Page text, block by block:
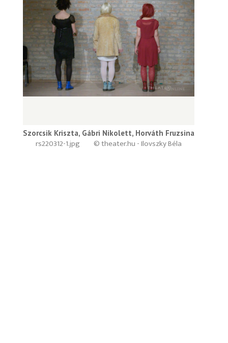
Szorcsik Kriszta, Gábri Nikolett, Horváth Fruzsina
© theater.hu - Ilovszky Béla
rs220312-1.jpg